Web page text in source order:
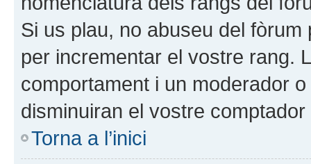
Si us plau, no abuseu del
per incrementar el vostre rang.
comportament i un moderador
disminuiran el vostre comptador
Torna a l’inici